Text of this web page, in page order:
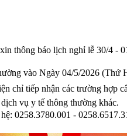
thông báo lịch nghỉ lễ 30/4 -
vào Ngày 04/5/2026 (Thứ
chỉ tiếp nhận các trường hợp
vụ y tế thông thường khác.
0258.3780.001 -